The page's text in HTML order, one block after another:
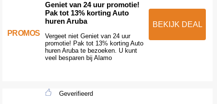
PROMOS
Geniet van 24 uur promotie!
Pak tot 13% korting Auto
huren Aruba
Vergeet niet Geniet van 24 uur
promotie! Pak tot 13% korting Auto
huren Aruba te bezoeken. U kunt
veel besparen bij Alamo
BEKIJK DEAL
Geverifieerd